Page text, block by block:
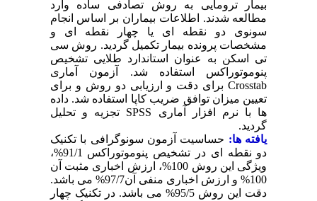
بیمار ترومایی به روش تصادفی ساده وارد
مطالعه شدند. اطلاعات بیماران بر اساس انجام
سونوی دو نقطه ای یا چهار نقطه ای و
مشخصات پرونده بیمار تکمیل گردید. روش سی
تی اسکن به عنوان استاندارد طلایی تشخیص
پنوموتوراکس استفاده شد. آزمون آماری
Crosstab برای دقت و ارزیابی دو روش و برای
تعیین میزان توافق ضریب کاپا استفاده شد. داده
ها با نرم افزار آماری SPSS تجزیه و تحلیل
گردید.
یافته ­ها: حساسیت آزمون سونوگرافی با تکنیک
دو نقطه ای در تشخیص پنوموتوراکس 91/1%،
ویژگی این روش 100%، ارزش اخباری مثبت آن
100% و ارزش اخباری منفی آن97/7% می باشد.
دقت این روش 95/5% می باشد. در تکنیک چهار